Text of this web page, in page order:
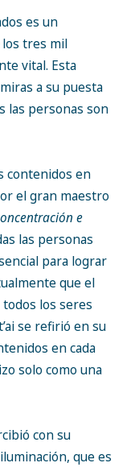
es un
tres mil
vital. Esta
a su puesta
las personas son
contenidos en
el gran maestro
e
las personas
para lograr
que el
los seres
se refirió en su
en cada
solo como una
con su
que es